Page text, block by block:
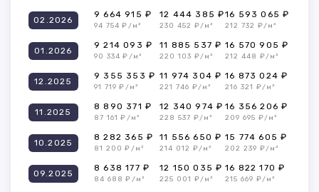
02.2026
9 664 915 ₽
94 754 ₽/м²
12 444 385 ₽
230 452 ₽/м²
16 593 065 ₽
212 732 ₽/м²
01.2026
9 214 093 ₽
90 334 ₽/м²
11 885 537 ₽
220 103 ₽/м²
16 570 905 ₽
212 448 ₽/м²
12.2025
9 355 353 ₽
91 719 ₽/м²
11 974 304 ₽
221 746 ₽/м²
16 873 024 ₽
216 321 ₽/м²
11.2025
8 890 371 ₽
87 161 ₽/м²
12 340 974 ₽
228 537 ₽/м²
16 356 206 ₽
209 695 ₽/м²
10.2025
8 282 365 ₽
81 200 ₽/м²
11 556 650 ₽
214 012 ₽/м²
15 774 605 ₽
202 239 ₽/м²
09.2025
8 638 177 ₽
84 688 ₽/м²
12 150 035 ₽
225 001 ₽/м²
16 822 170 ₽
215 669 ₽/м²